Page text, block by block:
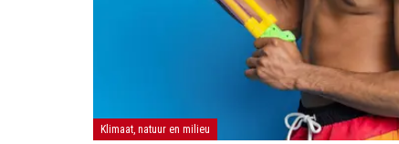
Klimaat, natuur en milieu